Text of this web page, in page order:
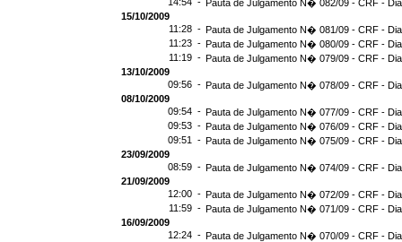
Pauta de Julgamento N� 082/09 - CRF -
15/10/2009
11:28 - Pauta de Julgamento N� 081/09 - CRF -
11:23 - Pauta de Julgamento N� 080/09 - CRF -
11:19 - Pauta de Julgamento N� 079/09 - CRF -
13/10/2009
09:56 - Pauta de Julgamento N� 078/09 - CRF -
08/10/2009
09:54 - Pauta de Julgamento N� 077/09 - CRF -
09:53 - Pauta de Julgamento N� 076/09 - CRF -
09:51 - Pauta de Julgamento N� 075/09 - CRF -
23/09/2009
08:59 - Pauta de Julgamento N� 074/09 - CRF -
21/09/2009
12:00 - Pauta de Julgamento N� 072/09 - CRF -
11:59 - Pauta de Julgamento N� 071/09 - CRF -
16/09/2009
12:24 - Pauta de Julgamento N� 070/09 - CRF -